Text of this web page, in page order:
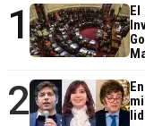
1
El
2